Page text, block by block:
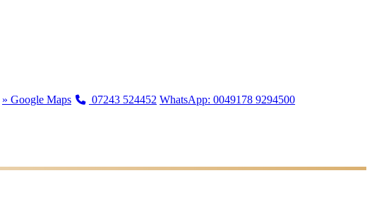
» Google Maps 07243 524452 WhatsApp: 0049178 9294500